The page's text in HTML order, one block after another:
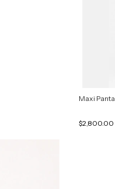
Maxi
$2,800.00